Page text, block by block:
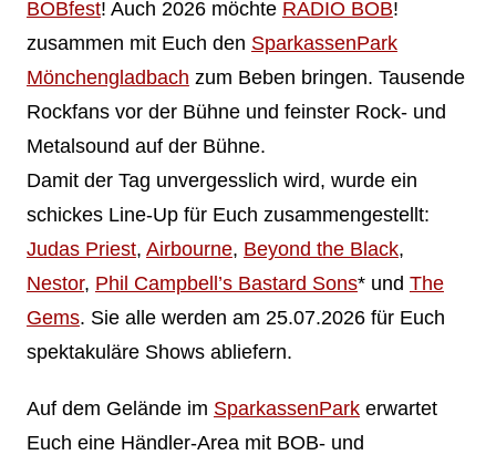
BOBfest! Auch 2026 möchte RADIO BOB!
zusammen mit Euch den SparkassenPark
Mönchengladbach zum Beben bringen. Tausende
Rockfans vor der Bühne und feinster Rock- und
Metalsound auf der Bühne.
Damit der Tag unvergesslich wird, wurde ein
schickes Line-Up für Euch zusammengestellt:
Judas Priest, Airbourne, Beyond the Black,
Nestor, Phil Campbell’s Bastard Sons* und The
Gems. Sie alle werden am 25.07.2026 für Euch
spektakuläre Shows abliefern.
Auf dem Gelände im SparkassenParkerwartet
Euch eine Händler-Area mit BOB- und